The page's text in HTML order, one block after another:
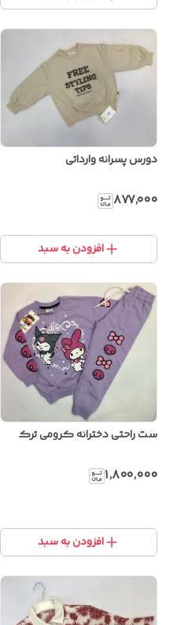
دورس پسرانه وارداتی
۸۷۷٬۰۰۰
افزودن به سبد
ست راحتی دخترانه کرومی ترک
۱٬۸۰۰٬۰۰۰
افزودن به سبد